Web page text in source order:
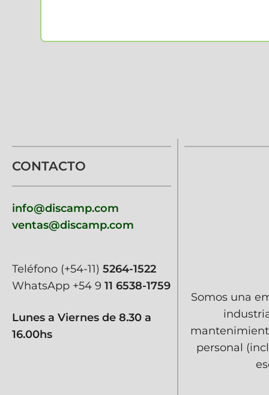
CONTACTO
info@discamp.com
ventas@discamp.com
Teléfono (+54-11) 5264-1522
WhatsApp +54 9 11 6538-1759
Lunes a Viernes de 8.30 a
16.00hs
Somos una
personal